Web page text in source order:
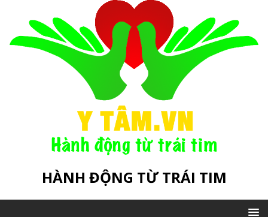
HÀNH ĐỘNG TỪ TRÁI TIM